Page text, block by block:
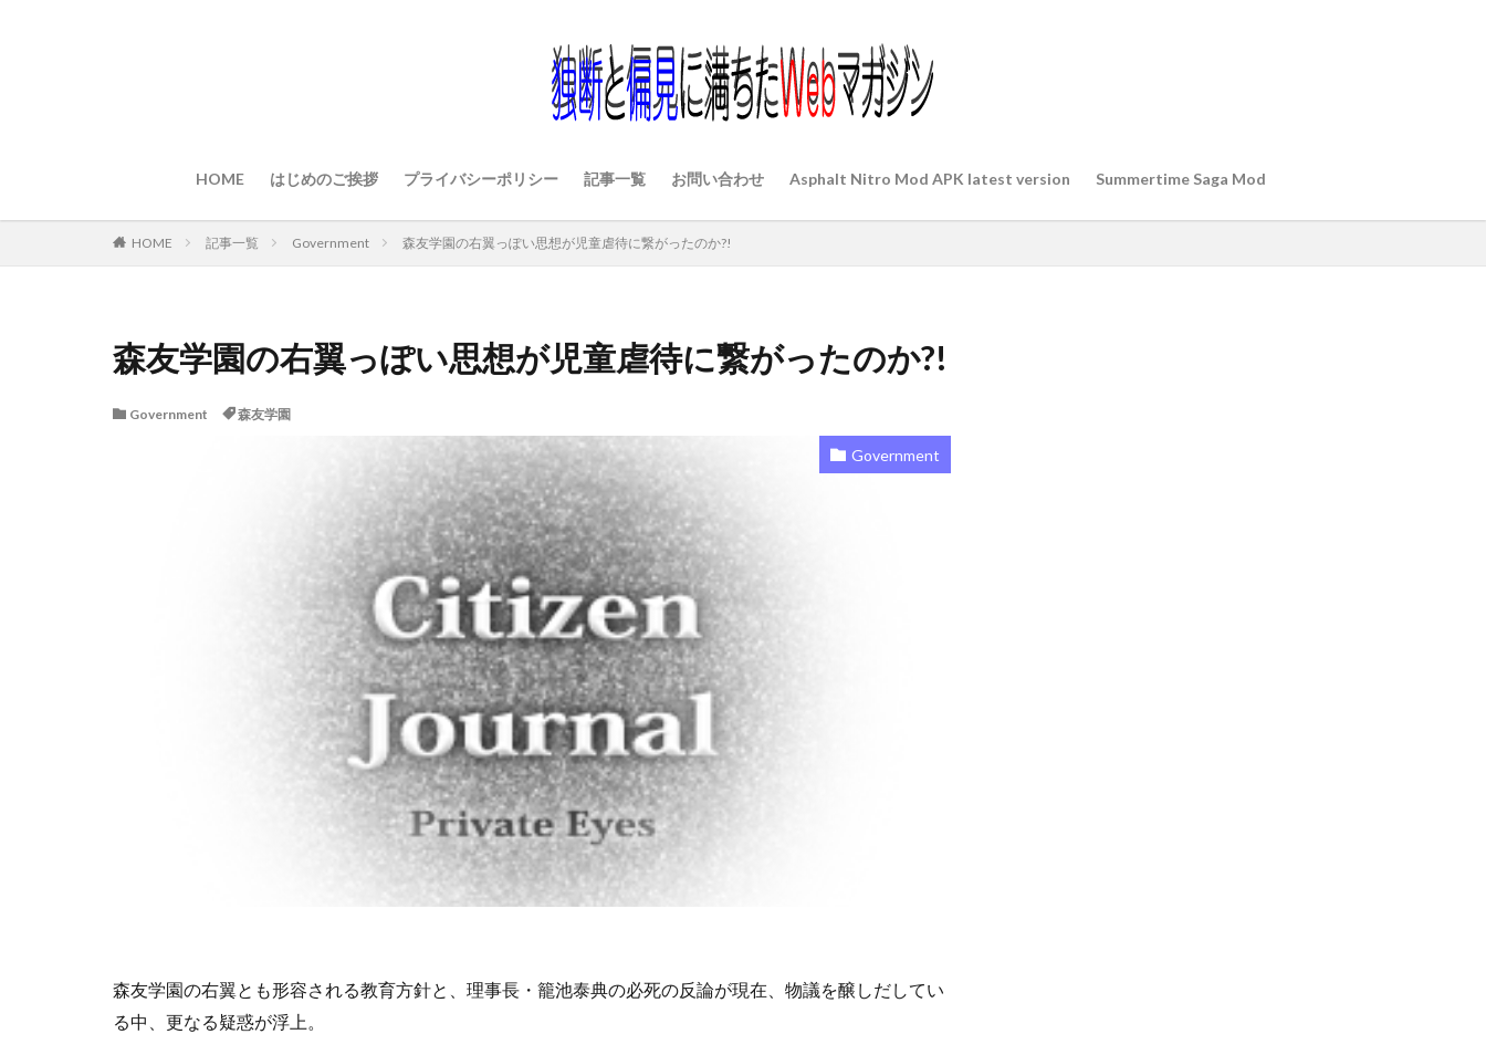
HOME はじめのご挨拶 プライバシーポリシー 記事一覧 お問い合わせ Asphalt Nitro Mod APK latest version Summertime Saga Mod
HOME 記事一覧 Government 森友学園の右翼っぽい思想が児童虐待に繋がったのか?!
森友学園の右翼っぽい思想が児童虐待に繋がったのか?!
Government 森友学園
Government
森友学園の右翼とも形容される教育方針と、理事長・籠池泰典の必死の反論が現在、物議を醸しだしてい
る中、更なる疑惑が浮上。